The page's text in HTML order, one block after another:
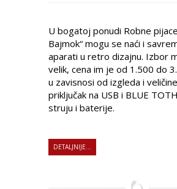
U bogatoj ponudi Robne
Bajmok“ mogu se naći i
aparati u retro dizajnu. Izbor
velik, cena im je od 1.500 do
u zavisnosi od izgleda i
priključak na USB i BLUE
struju i baterije.
DETALJNIJE...